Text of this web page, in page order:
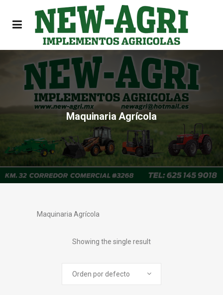
Maquinaria Agrícola
Maquinaria Agrícola
Showing the single result
Orden por defecto